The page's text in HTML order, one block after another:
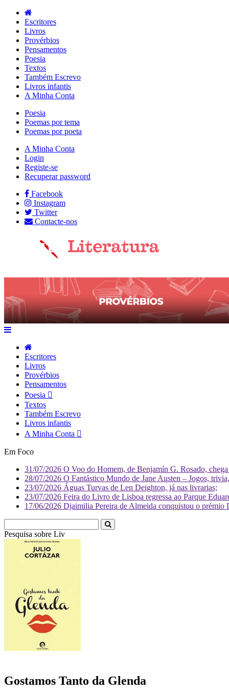
Escritores
Livros
Provérbios
Pensamentos
Poesia
Textos
Também Escrevo
Livros infantis
A Minha Conta
Poesia
Poemas por tema
Poemas por poeta
A Minha Conta
Login
Registe-se
Recuperar password
Facebook
Instagram
Twitter
Contacte-nos
Escritores
Livros
Provérbios
Pensamentos
Poesia
Textos
Também Escrevo
Livros infantis
A Minha Conta
Em Foco
31/07/2026 O Voo do Homem, de Benjamín G. Rosado,
28/07/2026 O Fantástico Mundo de Jane Austen – Jogos,
23/07/2026 Águas Turvas de Len Deighton, já nas livrarias;
23/07/2026 Feira do Livro de Lisboa regressa ao Parque
17/06/2026 Djaimilia Pereira de Almeida conquistou o
Pesquisa sobre Literatura
Gostamos Tanto da Glenda